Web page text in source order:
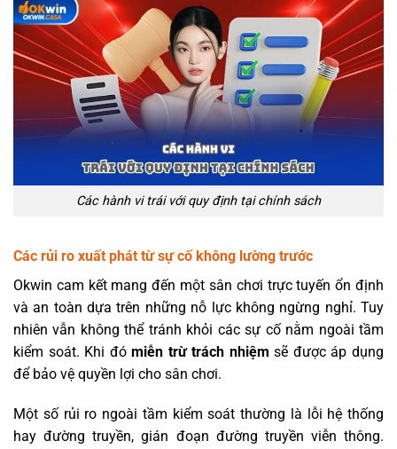
Các hành vi trái với quy định tại chính sách
Các rủi ro xuất phát từ sự cố không lường trước
Okwin cam kết mang đến một sân chơi trực tuyến ổn định
và an toàn dựa trên những nỗ lực không ngừng nghỉ. Tuy
nhiên vẫn không thể tránh khỏi các sự cố nằm ngoài tầm
kiểm soát. Khi đómiễn trừ trách nhiệm sẽ được áp dụng
để bảo vệ quyền lợi cho sân chơi.
Một số rủi ro ngoài tầm kiểm soát thường là lỗi hệ thống
hay đường truyền, gián đoạn đường truyền viễn thông.